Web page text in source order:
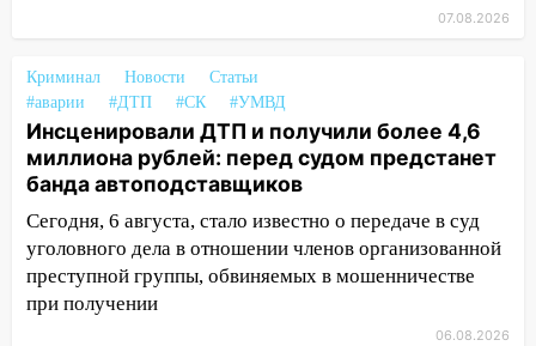
В Ульяновске спасатели ночью
садах 79-летнего мужчину
10:26 На нескольких улицах Ульяновска
временно отключили холодную воду
10:14 В Ульяновске двоих участников
коррупционной схемы при ЦГКБ
отправили в колонию на 7 и 8 лет
09:52
Ночью беспилотники сбили над
соседними Татарстаном и Саратовской
07.08.2026
Криминал Новости
Статьи
#аварии
#ДТП #СК #УМВД
Инсценировали ДТП и получили более 4,6
миллиона рублей: перед судом предстанет
банда автоподставщиков
Сегодня, 6 августа, стало известно о передаче в суд
уголовного дела в отношении членов организованной
преступной группы, обвиняемых в мошенничестве
при получении
06.08.2026